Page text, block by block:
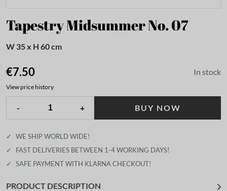
Tapestry Midsummer No. 07
W 35 x H 60 cm
€7.50 In stock
View price history
- + BUY NOW
✓
WE SHIP WORLD WIDE!
✓
FAST DELIVERIES BETWEEN 1-4 WORKING DAYS!
✓
SAFE PAYMENT WITH KLARNA CHECKOUT!
PRODUCT DESCRIPTION